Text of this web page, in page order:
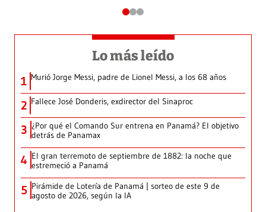
Lo más leído
1 Murió Jorge Messi, padre de Lionel Messi, a los 68 años
2 Fallece José Donderis, exdirector del Sinaproc
3 ¿Por qué el Comando Sur entrena en Panamá? El objetivo
detrás de Panamax
4 El gran terremoto de septiembre de 1882: la noche que
estremeció a Panamá
5 Pirámide de Lotería de Panamá | sorteo de este 9 de
agosto de 2026, según la IA